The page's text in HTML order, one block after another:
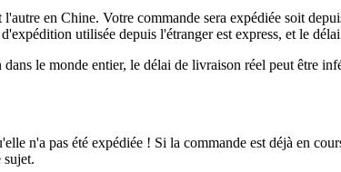
en Chine. Votre commande sera expédiée soit
utilisée depuis l'étranger est express, et le
le monde entier, le délai de livraison réel peut être
n'a pas été expédiée ! Si la commande est déjà en